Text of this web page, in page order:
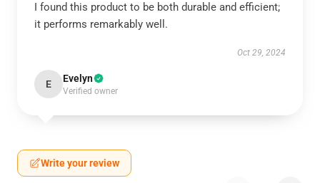
I found this product to be both durable and efficient;
it performs remarkably well.
Oct 29, 2024
E Evelyn
Verified owner
Write your review